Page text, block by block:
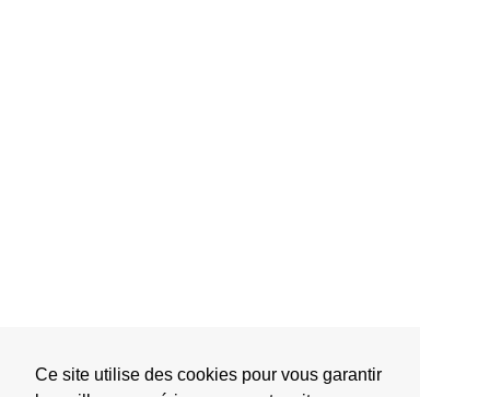
Ce site utilise des cookies pour vous garantir